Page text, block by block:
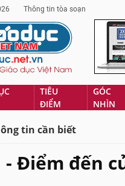
Thông tin tòa soạn
TIÊU
ĐIỂM
GÓC
NHÌN
tin cần biết
- Điểm đến